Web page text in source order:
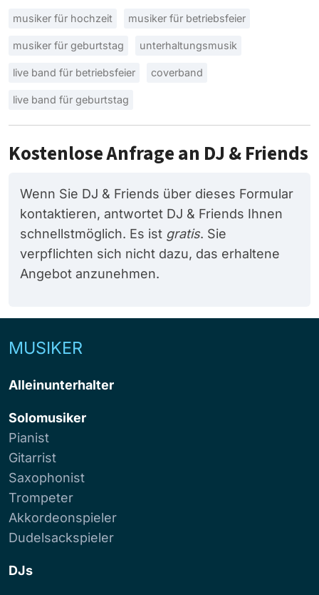
musiker für hochzeit musiker für betriebsfeier
musiker für geburtstag unterhaltungsmusik
live band für betriebsfeier coverband
live band für geburtstag
Kostenlose Anfrage an DJ & Friends
Wenn Sie DJ & Friends über dieses Formular
kontaktieren, antwortet DJ & Friends Ihnen
schnellstmöglich. Es ist gratis. Sie
verpflichten sich nicht dazu, das erhaltene
Angebot anzunehmen.
MUSIKER
Alleinunterhalter
Solomusiker
Pianist
Gitarrist
Saxophonist
Trompeter
Akkordeonspieler
Dudelsackspieler
DJs